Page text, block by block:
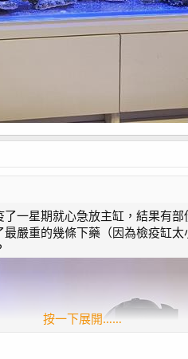
一星期就心急放主缸，結果有
嚴重的幾條下藥（因為檢疫缸
按一下展開……